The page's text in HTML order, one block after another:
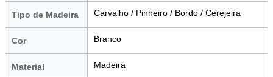
Tipo de Madeira Carvalho / Pinheiro / Bordo / Cerejeira
Cor Branco
Material Madeira